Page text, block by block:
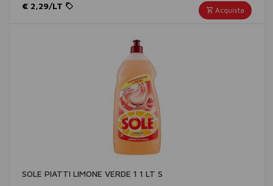
Acquista
€ 2,29/LT
SOLE PIATTI LIMONE VERDE 1 1 LT S